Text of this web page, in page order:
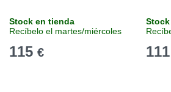
Stock en tienda
Recíbelo el martes/miércoles
115 € 111